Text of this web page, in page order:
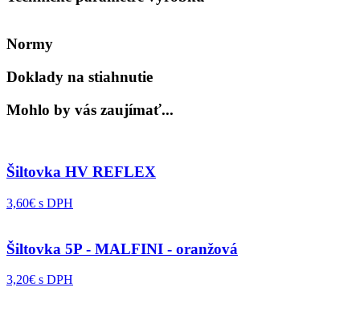
Normy
Doklady na stiahnutie
Mohlo by vás zaujímať...
Šiltovka HV REFLEX
3,60€ s DPH
Šiltovka 5P - MALFINI - oranžová
3,20€ s DPH